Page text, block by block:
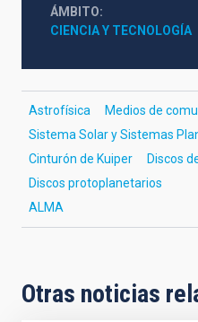
ÁMBITO
CIENCIA Y TECNOLOGÍA
Astrofísica
Medios de
Sistema Solar y Sistemas
Cinturón de Kuiper
Discos
Discos protoplanetarios
ALMA
Otras noticias